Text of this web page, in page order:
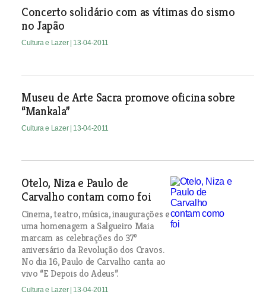
Concerto solidário com as vítimas do sismo
no Japão
Cultura e Lazer | 13-04-2011
Museu de Arte Sacra promove oficina sobre
“Mankala”
Cultura e Lazer | 13-04-2011
Otelo, Niza e Paulo de
Carvalho contam como foi
Cinema, teatro, música, inaugurações e
uma homenagem a Salgueiro Maia
marcam as celebrações do 37º
aniversário da Revolução dos Cravos.
No dia 16, Paulo de Carvalho canta ao
vivo “E Depois do Adeus”.
Cultura e Lazer | 13-04-2011